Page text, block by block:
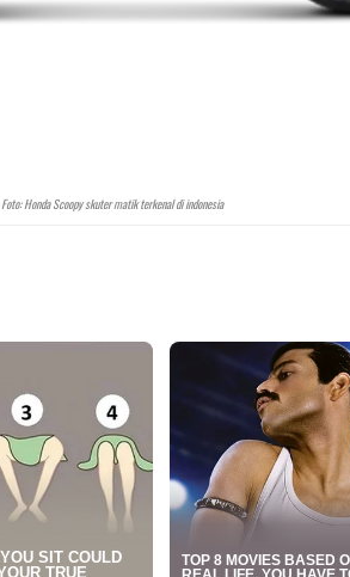
Foto: Honda Scoopy skuter matik terkenal di indonesia